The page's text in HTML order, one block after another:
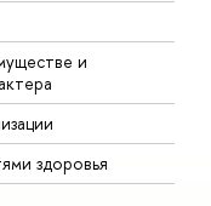
и
здоровья